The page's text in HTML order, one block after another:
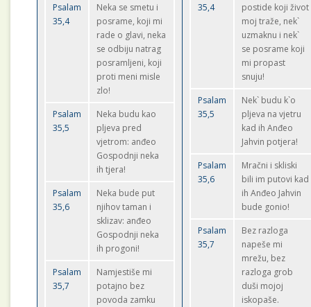
Psalam
35,4
Neka se smetu i
posrame, koji mi
rade o glavi, neka
se odbiju natrag
posramljeni, koji
proti meni misle
zlo!
Psalam
35,5
Neka budu kao
pljeva pred
vjetrom: anđeo
Gospodnji neka
ih tjera!
Psalam
35,6
Neka bude put
njihov taman i
sklizav: anđeo
Gospodnji neka
ih progoni!
Psalam
35,7
Namjestiše mi
potajno bez
povoda zamku
35,4
postide koji život
moj traže, nek`
uzmaknu i nek`
se posrame koji
mi propast
snuju!
Psalam
35,5
Nek` budu k`o
pljeva na vjetru
kad ih Anđeo
Jahvin potjera!
Psalam
35,6
Mračni i skliski
bili im putovi kad
ih Anđeo Jahvin
bude gonio!
Psalam
35,7
Bez razloga
napeše mi
mrežu, bez
razloga grob
duši mojoj
iskopaše.